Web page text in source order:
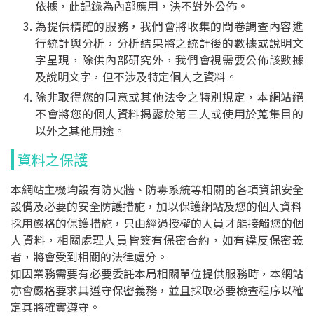
營建逕流廢水
飲用水
水污費徵收
自動連續監測
影片專區
環保許可整合
最新消息
依據，此記錄為內部應用，決不對外公佈。
為提供精確的服務，我們會將收集的問卷調查內容進
行統計與分析，分析結果將之統計後的數據或說明文
字呈現，除供內部研究外，我們會視需要公佈該數據
及說明文字，但不涉及特定個人之資料。
除非取得您的同意或其他法令之特別規定，本網站絕
不會將您的個人資料揭露於第三人或使用於蒐集目的
以外之其他用途。
資料之保護
本網站主機均設有防火牆、防毒系統等相關的各項資訊安全
設備及必要的安全防護措施，加以保護網站及您的個人資料
採用嚴格的保護措施，只由經過授權的人員才能接觸您的個
人資料，相關處理人員皆簽有保密合約，如有違反保密義
者，將會受到相關的法律處分。
如因業務需要有必要委託本局相關單位提供服務時，本網站
亦會嚴格要求其遵守保密義務，並且採取必要檢查程序以確
定其將確實遵守。